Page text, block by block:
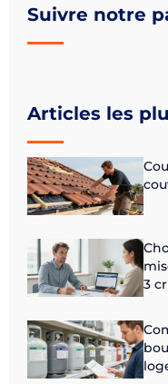
Suivre notre
Articles les
3